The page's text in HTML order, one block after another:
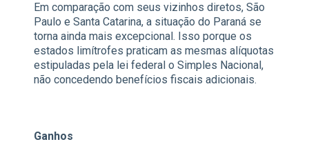
Em comparação com seus vizinhos diretos, São
Paulo e Santa Catarina, a situação do Paraná se
torna ainda mais excepcional. Isso porque os
estados limítrofes praticam as mesmas alíquotas
estipuladas pela lei federal o Simples Nacional,
não concedendo benefícios fiscais adicionais.
Ganhos